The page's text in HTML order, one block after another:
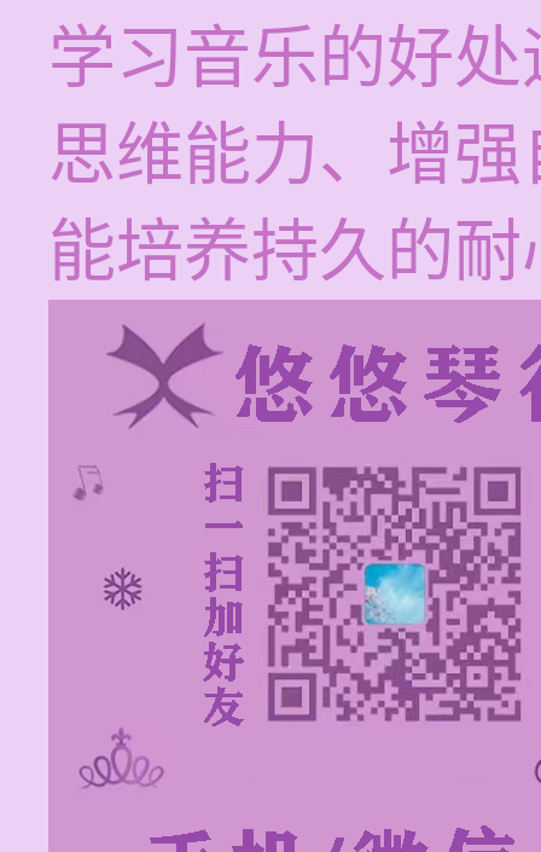
学习音乐的好
思维能力、增
能培养持久的